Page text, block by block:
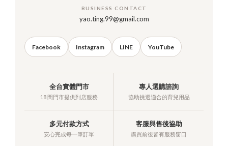
BUSINESS CONTACT
yao.ting.99@gmail.com
Facebook Instagram LINE YouTube
全台實體門市
18 間門市提供到店服務
專人選購諮詢
協助挑選適合的育兒用品
多元付款方式
安心完成每一筆訂單
客服與售後協助
購買前後皆有服務窗口